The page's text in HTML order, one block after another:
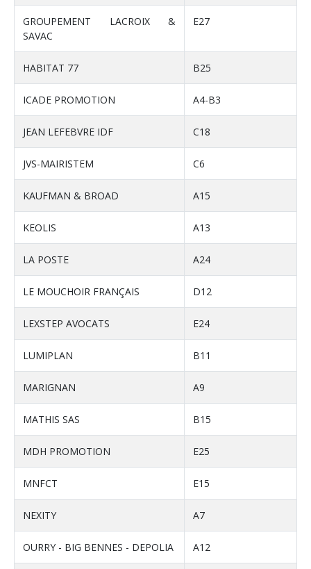
GROUPEMENT LACROIX &
SAVAC
E27
HABITAT 77 B25
ICADE PROMOTION A4-B3
JEAN LEFEBVRE IDF C18
JVS-MAIRISTEM C6
KAUFMAN & BROAD A15
KEOLIS A13
LA POSTE A24
LE MOUCHOIR FRANÇAIS D12
LEXSTEP AVOCATS E24
LUMIPLAN B11
MARIGNAN A9
MATHIS SAS B15
MDH PROMOTION E25
MNFCT E15
NEXITY A7
OURRY - BIG BENNES - DEPOLIA A12